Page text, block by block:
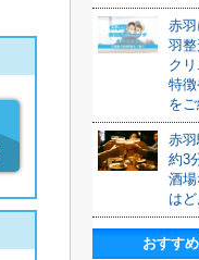
赤
羽
ク
特
を
赤
約3
酒場
は
おすす